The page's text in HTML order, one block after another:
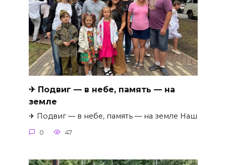
✈ Подвиг — в небе, память — на
земле
✈ Подвиг — в небе, память — на земле Наш
0 47